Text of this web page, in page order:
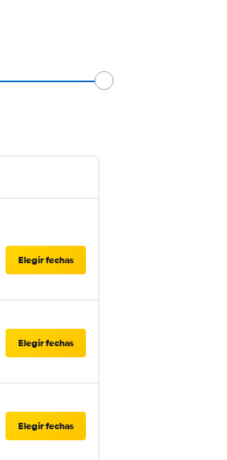
Elegir fechas
Elegir fechas
Elegir fechas